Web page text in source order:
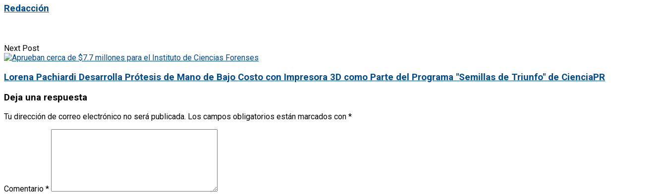
Redacción
Next Post
Lorena Pachiardi Desarrolla Prótesis de Mano de Bajo Costo con Impresora 3D como Parte del Programa "Semillas de Triunfo" de CienciaPR
Deja una respuesta
Tu dirección de correo electrónico no será publicada. Los campos obligatorios están marcados con *
Comentario *